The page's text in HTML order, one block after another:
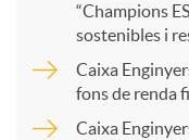
r
“Champions
sostenibles i
Caixa
fons de renda
Caixa